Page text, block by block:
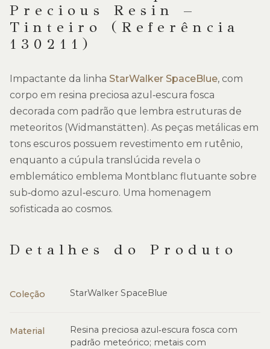
Precious Resin –
Tinteiro (Referência
130211)
Impactante da linha StarWalker SpaceBlue, com
corpo em resina preciosa azul‑escura fosca
decorada com padrão que lembra estruturas de
meteoritos (Widmanstätten). As peças metálicas em
tons escuros possuem revestimento em rutênio,
enquanto a cúpula translúcida revela o
emblemático emblema Montblanc flutuante sobre
sub‑domo azul‑escuro. Uma homenagem
sofisticada ao cosmos.
Detalhes do Produto
Coleção StarWalker SpaceBlue
Material
Resina preciosa azul‑escura fosca com
padrão meteórico; metais com